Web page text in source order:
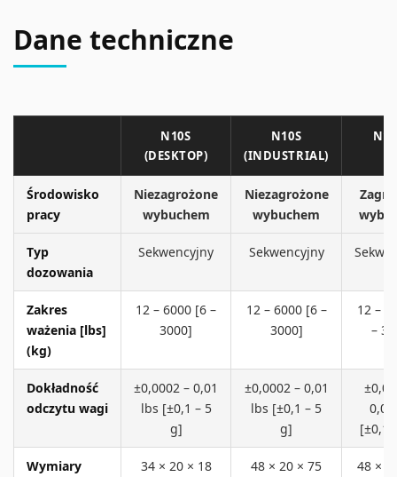
Dane techniczne
N10S
(DESKTOP)
N10S
(INDUSTRIAL)
Środowisko
pracy
Niezagrożone
wybuchem
Niezagrożone
wybuchem
Typ
dozowania
Sekwencyjny Sekwencyjny
Zakres
ważenia [lbs]
(kg)
12 – 6000 [6 –
3000]
12 – 6000 [6 –
3000]
12 –
–
Dokładność
odczytu wagi
±0,0002 – 0,01
lbs [±0,1 – 5
g]
±0,0002 – 0,01
lbs [±0,1 – 5
g]
[±0,1
Wymiary
34 × 20 × 18
48 × 20 × 75
48 ×